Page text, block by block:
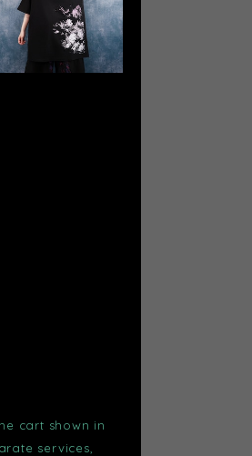
cart shown in
services,